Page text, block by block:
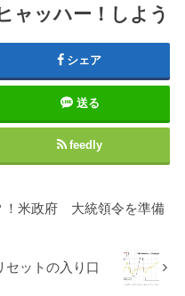
ャッハー！しよう
シェア
送る
feedly
！米政府 大統領令を準備
セットの入り口